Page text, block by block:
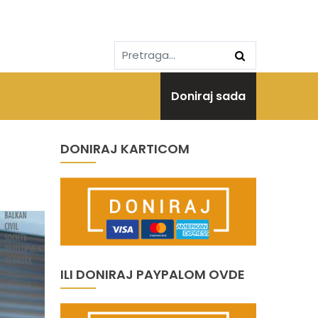
Doniraj sada
DONIRAJ KARTICOM
ILI DONIRAJ PAYPALOM OVDE